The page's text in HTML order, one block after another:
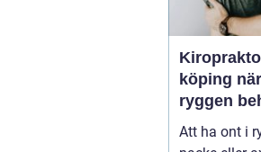
köping när
ryggen
hjälp
Att ha ont i